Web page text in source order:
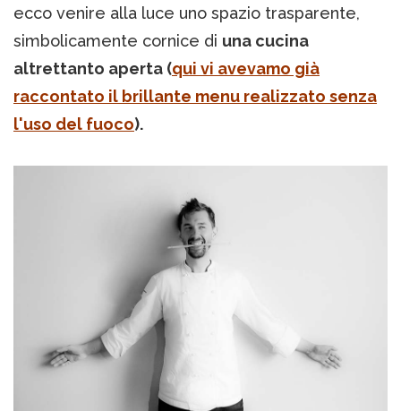
ecco venire alla luce uno spazio trasparente,
simbolicamente cornice di una cucina
altrettanto aperta (qui vi avevamo già
raccontato il brillante menu realizzato senza
l'uso del fuoco).